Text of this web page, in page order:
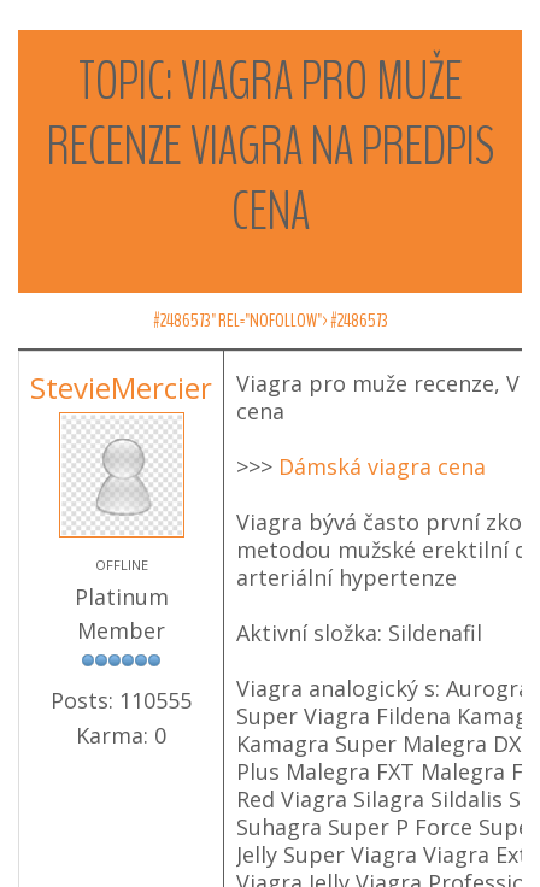
TOPIC:VIAGRAPRO MUŽE
RECENZEVIAGRANAPREDPIS
CENA
#2486573" REL="NOFOLLOW">#2486573
StevieMercier
OFFLINE
Platinum
Member
Posts: 110555
Karma: 0
Viagra pro muže recenze,
cena
>>> Dámská viagra cena
Viagra bývá často první
metodou mužské erektilní
arteriální hypertenze
Aktivní složka: Sildenafil
Viagra analogický s: Aurogra
Super Viagra Fildena
Kamagra Super Malegra
Plus Malegra FXT Malegra
Red Viagra Silagra Sildalis
Suhagra Super P Force
Jelly Super Viagra Viagra